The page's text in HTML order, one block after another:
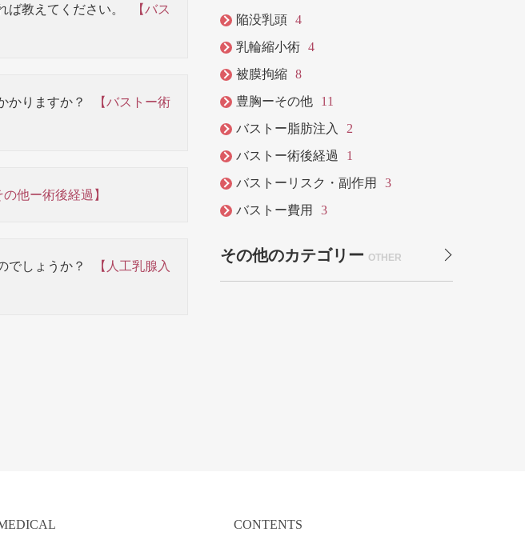
教えてください。
【バス
かりますか？
【バストー術
の他ー術後経過】
でしょうか？
【人工乳腺入
陥没乳頭 4
乳輪縮小術 4
被膜拘縮 8
豊胸ーその他
11
バストー脂肪注入
2
バストー術後経過
1
バストーリスク・副作用
3
バストー費用
3
その他のカテゴリー OTHER
CONTENTS